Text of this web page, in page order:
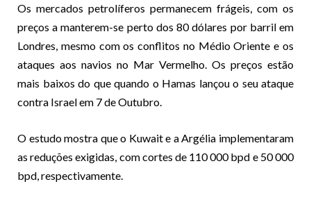
Os mercados petrolíferos permanecem frágeis, com os
preços a manterem-se perto dos 80 dólares por barril em
Londres, mesmo com os conflitos no Médio Oriente e os
ataques aos navios no Mar Vermelho. Os preços estão
mais baixos do que quando o Hamas lançou o seu ataque
contra Israel em 7 de Outubro.
O estudo mostra que o Kuwait e a Argélia implementaram
as reduções exigidas, com cortes de 110 000 bpd e 50 000
bpd, respectivamente.